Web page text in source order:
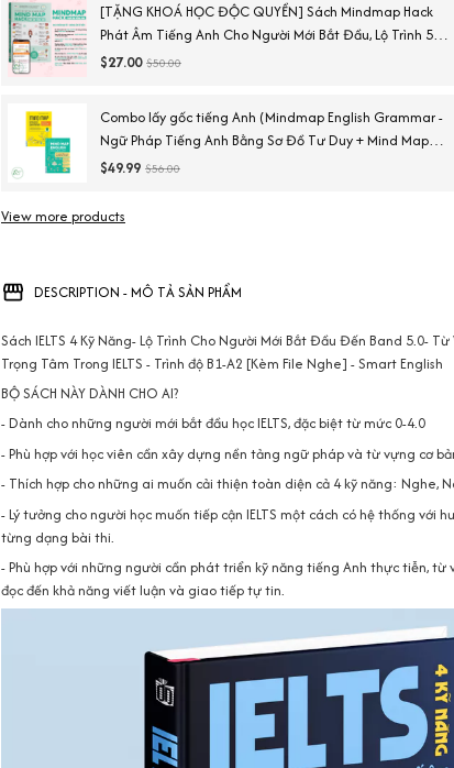
[TẶNG KHOÁ HỌC ĐỘC QUYỀN] Sách Mindmap Hack
Phát Âm Tiếng Anh Cho Người Mới Bắt Đầu, Lộ Trình 55
Ngày Chinh Phục IPA
$27.00 $50.00
Combo lấy gốc tiếng Anh (Mindmap English Grammar -
Ngữ Pháp Tiếng Anh Bằng Sơ Đồ Tư Duy + Mind Map
English Vocabulary - Từ Vựng Tiếng Anh Qua Sơ Đồ Tư
$49.99 $56.00
View more products
DESCRIPTION - MÔ TẢ SẢN PHẨM
Sách IELTS 4 Kỹ Năng- Lộ Trình Cho Người Mới Bắt Đầu Đến Band 5.0-
Trọng Tâm Trong IELTS - Trình độ B1-A2 [Kèm File Nghe] - Smart English
BỘ SÁCH NÀY DÀNH CHO AI?
- Dành cho những người mới bắt đầu học IELTS, đặc biệt từ mức 0-4.0
- Phù hợp với học viên cần xây dựng nền tảng ngữ pháp và từ vựng cơ
- Thích hợp cho những ai muốn cải thiện toàn diện cả 4 kỹ năng: Nghe,
- Lý tưởng cho người học muốn tiếp cận IELTS một cách có hệ thống với
từng dạng bài thi.
- Phù hợp với những người cần phát triển kỹ năng tiếng Anh thực tiễn, từ
đọc đến khả năng viết luận và giao tiếp tự tin.